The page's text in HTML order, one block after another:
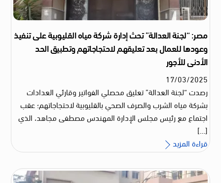
مصر: “لجنة العدالة” تحث إدارة شركة مياه القليوبية على تنفيذ
وعودها للعمال بعد تعليقهم لاحتجاجاتهم وتطبيق الحد
الأدنى للأجور
17/03/2025
رصدت “لجنة العدالة” تعليق محصلي الفواتير وقارئي العدادات
بشركة مياه الشرب والصرف الصحي بالقليوبية لاحتجاجاتهم؛ عقب
اجتماع مع رئيس مجلس الإدارة المهندس مصطفى مجاهد، الذي
[…]
قراءة المزيد